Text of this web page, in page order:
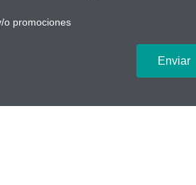
o promociones
Enviar